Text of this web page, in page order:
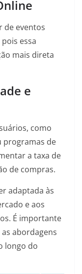
de eventos
essa
mais direta
e
como
programas de
a taxa de
de compras.
adaptada às
e aos
É importante
abordagens
longo do